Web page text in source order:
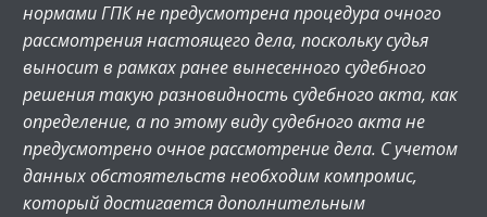
нормами ГПК не предусмотрена процедура очного
рассмотрения настоящего дела, поскольку судья
выносит в рамках ранее вынесенного судебного
решения такую разновидность судебного акта, как
определение, а по этому виду судебного акта не
предусмотрено очное рассмотрение дела. С учетом
данных обстоятельств необходим компромис,
который достигается дополнительным